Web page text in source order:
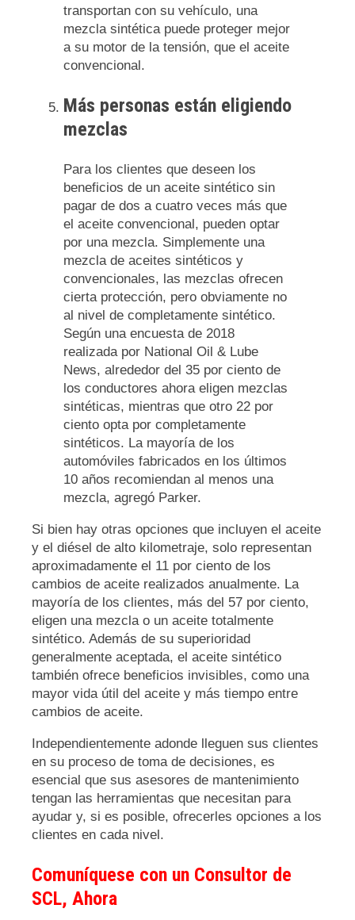
transportan con su vehículo, una
mezcla sintética puede proteger mejor
a su motor de la tensión, que el aceite
convencional.
Más personas están eligiendo
mezclas
Para los clientes que deseen los
beneficios de un aceite sintético sin
pagar de dos a cuatro veces más que
el aceite convencional, pueden optar
por una mezcla. Simplemente una
mezcla de aceites sintéticos y
convencionales, las mezclas ofrecen
cierta protección, pero obviamente no
al nivel de completamente sintético.
Según una encuesta de 2018
realizada por National Oil & Lube
News, alrededor del 35 por ciento de
los conductores ahora eligen mezclas
sintéticas, mientras que otro 22 por
ciento opta por completamente
sintéticos. La mayoría de los
automóviles fabricados en los últimos
10 años recomiendan al menos una
mezcla, agregó Parker.
Si bien hay otras opciones que incluyen el aceite
y el diésel de alto kilometraje, solo representan
aproximadamente el 11 por ciento de los
cambios de aceite realizados anualmente. La
mayoría de los clientes, más del 57 por ciento,
eligen una mezcla o un aceite totalmente
sintético. Además de su superioridad
generalmente aceptada, el aceite sintético
también ofrece beneficios invisibles, como una
mayor vida útil del aceite y más tiempo entre
cambios de aceite.
Independientemente adonde lleguen sus clientes
en su proceso de toma de decisiones, es
esencial que sus asesores de mantenimiento
tengan las herramientas que necesitan para
ayudar y, si es posible, ofrecerles opciones a los
clientes en cada nivel.
Comuníquese con un Consultor de
SCL, Ahora